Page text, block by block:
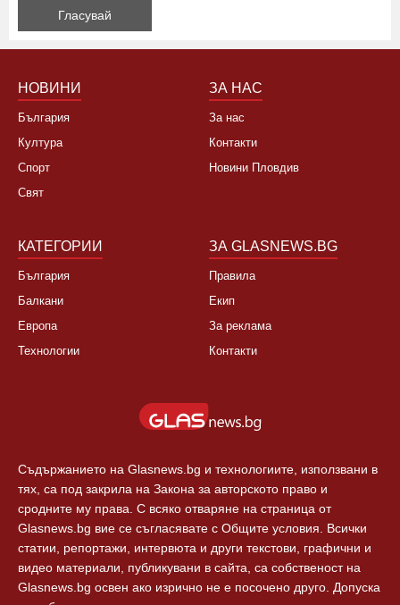
НОВИНИ
България
Култура
Спорт
Свят
ЗА НАС
За нас
Контакти
Новини Пловдив
КАТЕГОРИИ
България
Балкани
Европа
Технологии
ЗА GLASNEWS.BG
Правила
Екип
За реклама
Контакти
Съдържанието на Glasnews.bg и технологиите, използвани в
тях, са под закрила на Закона за авторското право и
сродните му права. С всяко отваряне на страница от
Glasnews.bg вие се съгласявате с Общите условия. Всички
статии, репортажи, интервюта и други текстови, графични и
видео материали, публикувани в сайта, са собственост на
Glasnews.bg освен ако изрично не е посочено друго. Допуска